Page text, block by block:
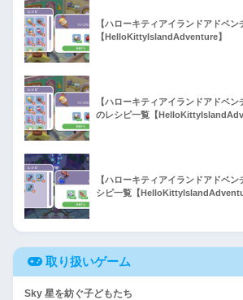
【ハローキティアイランドアドベ
【HelloKittyIslandAdventure】
【ハローキティアイランドアドベ
のレシピ一覧【
【ハローキティアイランドアドベ
シピ一覧【
取り扱いゲーム
Sky 星を紡ぐ子どもたち